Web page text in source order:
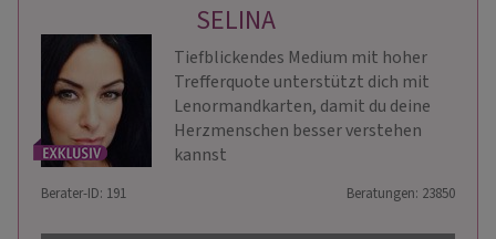
SELINA
Tiefblickendes Medium mit hoher
Trefferquote unterstützt dich mit
Lenormandkarten, damit du deine
Herzmenschen besser verstehen
kannst
Berater-ID: 191 Beratungen: 23850